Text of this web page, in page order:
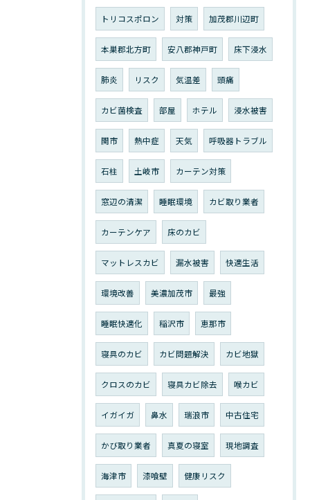
トリコスポロン 対策 加茂郡川辺町
本巣郡北方町 安八郡神戸町 床下浸水
肺炎 リスク 気温差 頭痛
カビ菌検査 部屋 ホテル 浸水被害
関市 熱中症 天気 呼吸器トラブル
石柱 土岐市 カーテン対策
窓辺の清潔 睡眠環境 カビ取り業者
カーテンケア 床のカビ
マットレスカビ 漏水被害 快適生活
環境改善 美濃加茂市 最強
睡眠快適化 稲沢市 恵那市
寝具のカビ カビ問題解決 カビ地獄
クロスのカビ 寝具カビ除去 喉カビ
イガイガ 鼻水 瑞浪市 中古住宅
かび取り業者 真夏の寝室 現地調査
海津市 漆喰壁 健康リスク